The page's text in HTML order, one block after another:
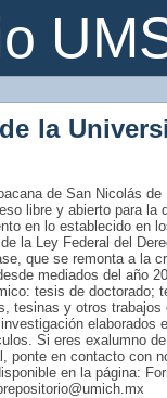
la
de San Nicolás
libre y abierto para la
en lo establecido en
la Ley Federal del
que se remonta a la
mediados del año
tesis de doctorado;
tesinas y otros
elaborados
Si eres exalumno
ponte en contacto con
en la página: